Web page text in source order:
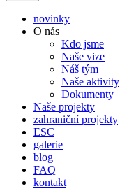
novinky
O nás
Kdo jsme
Naše vize
Náš tým
Naše aktivity
Dokumenty
Naše projekty
zahraniční projekty
ESC
galerie
blog
FAQ
kontakt